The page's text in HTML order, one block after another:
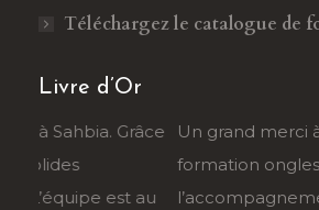
Téléchargez le catalogue de
Livre d’Or
Un grand merci à Sarah et
formation ongles est très bien
l’accompagnement est